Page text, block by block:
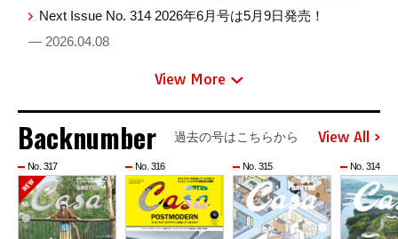
Next Issue No. 314 2026年6月号は5月9日発売！
— 2026.04.08
View More
Backnumber 過去の号はこちらから View All
No. 317 No. 316 No. 315 No. 314